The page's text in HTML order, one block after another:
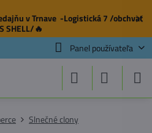
✕
v Trnave -Logistická 7 /obchvat
SHELL/🔥
Panel používateľa
Slnečné clony